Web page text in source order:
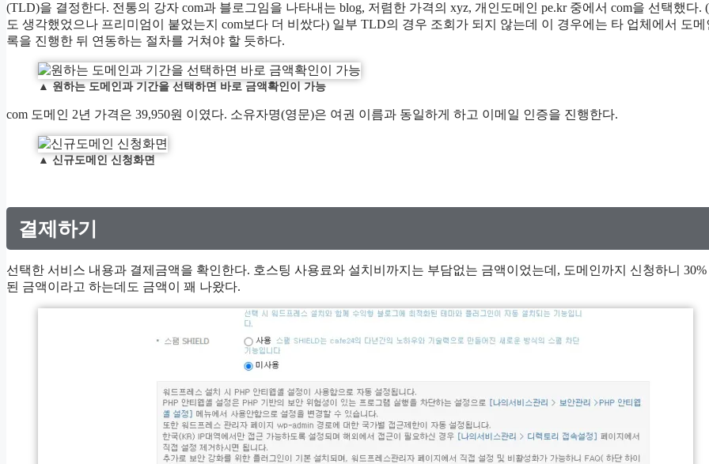
(TLD)을 결정한다. 전통의 강자 com과 블로그임을 나타내는 blog, 저렴한 가격의 xyz, 개인도메인 pe.kr 중에서 com을 선택했다.
도 생각했었으나 프리미엄이 붙었는지 com보다 더 비쌌다) 일부 TLD의 경우 조회가 되지 않는데 이 경우에는 타 업체에서 도메
록을 진행한 뒤 연동하는 절차를 거쳐야 할 듯하다.
▲ 원하는 도메인과 기간을 선택하면 바로 금액확인이 가능
com 도메인 2년 가격은 39,950원 이였다. 소유자명(영문)은 여권 이름과 동일하게 하고 이메일 인증을 진행한다.
▲ 신규도메인 신청화면
결제하기
선택한 서비스 내용과 결제금액을 확인한다. 호스팅 사용료와 설치비까지는 부담없는 금액이었는데, 도메인까지 신청하니
된 금액이라고 하는데도 금액이 꽤 나왔다.